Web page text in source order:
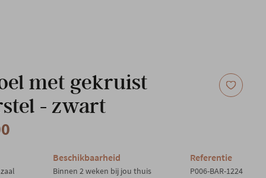
met gekruist
- zwart
Beschikbaarheid
Binnen 2 weken bij jou thuis
Referentie
P006-BAR-1224